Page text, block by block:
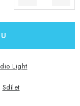
Light
Sdílet